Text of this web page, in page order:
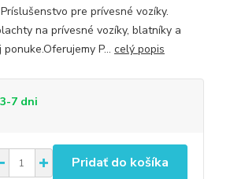
pre prívesné vozíky.
na prívesné vozíky, blatníky a
P... celý popis
3-7 dni
Pridať do košíka